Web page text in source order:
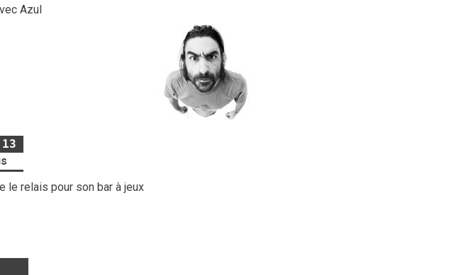
Azul
le relais pour son bar à jeux